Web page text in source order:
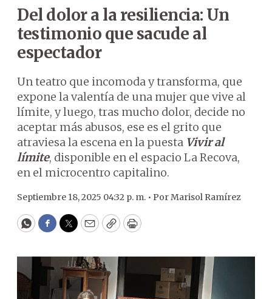
Del dolor a la resiliencia: Un
testimonio que sacude al
espectador
Un teatro que incomoda y transforma, que
expone la valentía de una mujer que vive al
límite, y luego, tras mucho dolor, decide no
aceptar más abusos, ese es el grito que
atraviesa la escena en la puesta Vivir al
límite, disponible en el espacio La Recova,
en el microcentro capitalino.
Septiembre 18, 2025 04:32 p. m. • PorMarisol Ramírez
WhatsApp
Facebook
Twitter
EmailCopyPrint